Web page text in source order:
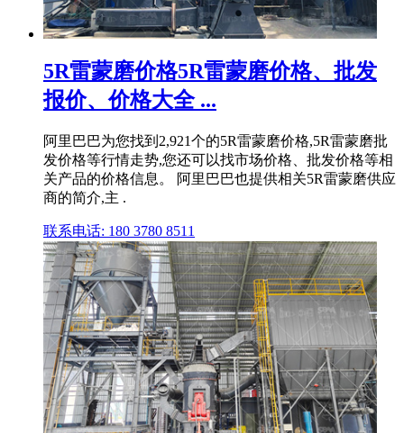
5R雷蒙磨价格5R雷蒙磨价格、批发
报价、价格大全 ...
阿里巴巴为您找到2,921个的5R雷蒙磨价格,5R雷蒙磨批
发价格等行情走势,您还可以找市场价格、批发价格等相
关产品的价格信息。 阿里巴巴也提供相关5R雷蒙磨供应
商的简介,主 .
联系电话: 180 3780 8511